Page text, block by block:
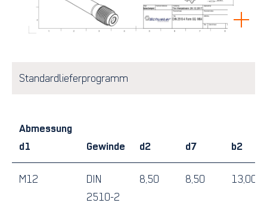
Standardlieferprogramm
Abmessung
d1
Gewinde d2 d7 b2
M12
DIN
2510-2
8,50 8,50 13,00